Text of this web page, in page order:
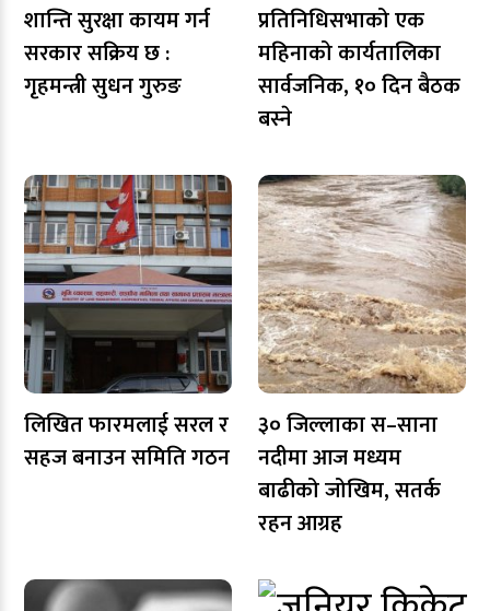
शान्ति सुरक्षा कायम गर्न
सरकार सक्रिय छ :
गृहमन्त्री सुधन गुरुङ
प्रतिनिधिसभाको एक
महिनाको कार्यतालिका
सार्वजनिक, १० दिन बैठक
बस्ने
लिखित फारमलाई सरल र
सहज बनाउन समिति गठन
३० जिल्लाका स–साना
नदीमा आज मध्यम
बाढीको जोखिम, सतर्क
रहन आग्रह